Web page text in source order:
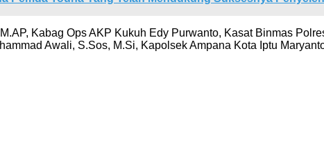
Kabag Ops AKP Kukuh Edy Purwanto, Kasat Binmas
Awali, S.Sos, M.Si, Kapolsek Ampana Kota Iptu